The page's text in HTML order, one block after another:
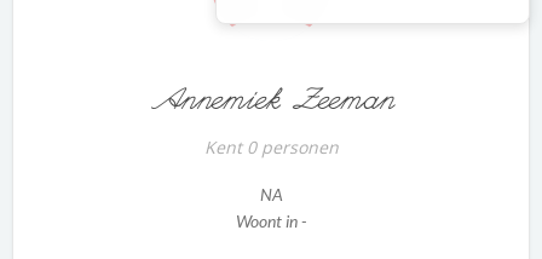
Annemiek Zeeman
Kent 0 personen
NA
Woont in -